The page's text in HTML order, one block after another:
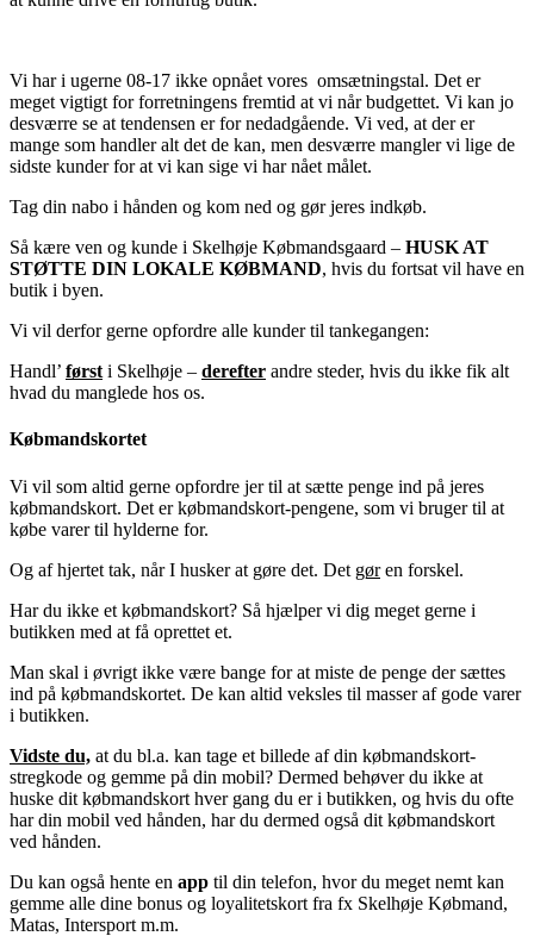
Vi har i ugerne 08-17 ikke opnået vores omsætningstal. Det er
meget vigtigt for forretningens fremtid at vi når budgettet. Vi kan jo
desværre se at tendensen er for nedadgående. Vi ved, at der er
mange som handler alt det de kan, men desværre mangler vi lige de
sidste kunder for at vi kan sige vi har nået målet.
Tag din nabo i hånden og kom ned og gør jeres indkøb.
Så kære ven og kunde i Skelhøje Købmandsgaard – HUSK AT
STØTTE DIN LOKALE KØBMAND, hvis du fortsat vil have en
butik i byen.
Vi vil derfor gerne opfordre alle kunder til tankegangen:
Handl’ først i Skelhøje – derefter andre steder, hvis du ikke fik alt
hvad du manglede hos os.
Købmandskortet
Vi vil som altid gerne opfordre jer til at sætte penge ind på jeres
købmandskort. Det er købmandskort-pengene, som vi bruger til at
købe varer til hylderne for.
Og af hjertet tak, når I husker at gøre det. Det gøren forskel.
Har du ikke et købmandskort? Så hjælper vi dig meget gerne i
butikken med at få oprettet et.
Man skal i øvrigt ikke være bange for at miste de penge der sættes
ind på købmandskortet. De kan altid veksles til masser af gode varer
i butikken.
Vidste du, at du bl.a. kan tage et billede af din købmandskort-
stregkode og gemme på din mobil? Dermed behøver du ikke at
huske dit købmandskort hver gang du er i butikken, og hvis du ofte
har din mobil ved hånden, har du dermed også dit købmandskort
ved hånden.
Du kan også hente en app til din telefon, hvor du meget nemt kan
gemme alle dine bonus og loyalitetskort fra fx Skelhøje Købmand,
Matas, Intersport m.m.